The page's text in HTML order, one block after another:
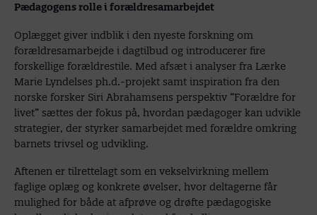
Pædagogens rolle i forældresamarbejdet
Oplægget giver indblik i den nyeste forskning om
forældresamarbejde i dagtilbud og introducerer fire
forskellige forældrestile. Med afsæt i analyser fra Lærke
Marie Lyndelses ph.d.-projekt samt inspiration fra den
norske forsker Siri Abrahamsens perspektiv “Forældre for
livet” sættes der fokus på, hvordan pædagoger kan udvikle
strategier, der styrker samarbejdet med forældre omkring
barnets trivsel og udvikling.
Aftenen er tilrettelagt som en vekselvirkning mellem
faglige oplæg og konkrete øvelser, hvor deltagerne får
mulighed for både at afprøve og drøfte pædagogiske